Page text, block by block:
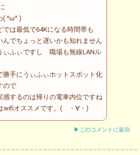
( ^ω^ )
では最低で64Kになる時間帯も
んでちょっと遅いかも知れません
ぃふぃですし 職場も無線LANル
勝手にうぃふぃホットスポット化
ので
感するのは帰りの電車内位ですね
wifiオススメです。( ・∀・)
▶このコメントに返信